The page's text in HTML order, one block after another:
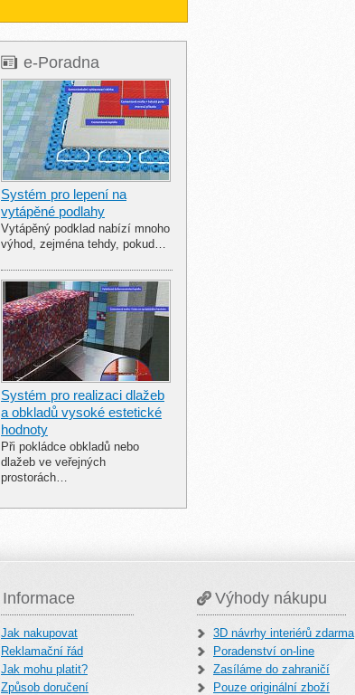
e-Poradna
Systém pro lepení na
vytápěné podlahy
Vytápěný podklad nabízí mnoho
výhod, zejména tehdy, pokud…
Systém pro realizaci dlažeb
a obkladů vysoké estetické
hodnoty
Při pokládce obkladů nebo
dlažeb ve veřejných
prostorách…
Informace
Jak nakupovat
Reklamační řád
Jak mohu platit?
Způsob doručení
Výhody nákupu
3D návrhy interiérů zdarma
Poradenství on-line
Zasíláme do zahraničí
Pouze originální zboží